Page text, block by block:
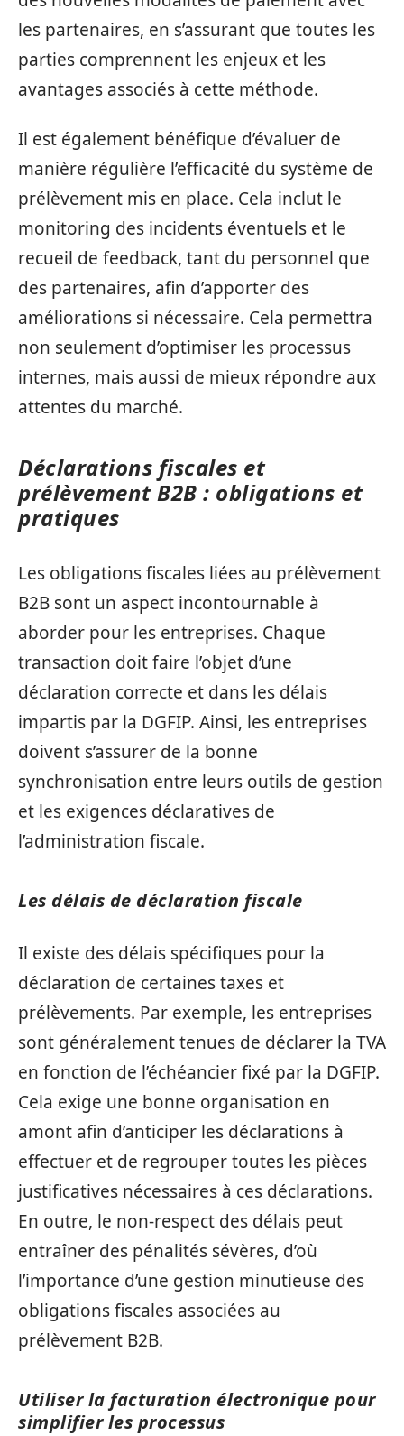
les partenaires, en s’assurant que toutes les
parties comprennent les enjeux et les
avantages associés à cette méthode.
Il est également bénéfique d’évaluer de
manière régulière l’efficacité du système de
prélèvement mis en place. Cela inclut le
monitoring des incidents éventuels et le
recueil de feedback, tant du personnel que
des partenaires, afin d’apporter des
améliorations si nécessaire. Cela permettra
non seulement d’optimiser les processus
internes, mais aussi de mieux répondre aux
attentes du marché.
Déclarations fiscales et
prélèvement B2B : obligations et
pratiques
Les obligations fiscales liées au prélèvement
B2B sont un aspect incontournable à
aborder pour les entreprises. Chaque
transaction doit faire l’objet d’une
déclaration correcte et dans les délais
impartis par la DGFIP. Ainsi, les entreprises
doivent s’assurer de la bonne
synchronisation entre leurs outils de gestion
et les exigences déclaratives de
l’administration fiscale.
Les délais de déclaration fiscale
Il existe des délais spécifiques pour la
déclaration de certaines taxes et
prélèvements. Par exemple, les entreprises
sont généralement tenues de déclarer la TVA
en fonction de l’échéancier fixé par la DGFIP.
Cela exige une bonne organisation en
amont afin d’anticiper les déclarations à
effectuer et de regrouper toutes les pièces
justificatives nécessaires à ces déclarations.
En outre, le non-respect des délais peut
entraîner des pénalités sévères, d’où
l’importance d’une gestion minutieuse des
obligations fiscales associées au
prélèvement B2B.
Utiliser la facturation électronique pour
simplifier les processus